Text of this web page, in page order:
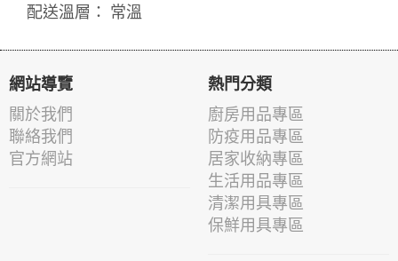
配送溫層： 常溫
網站導覽
關於我們
聯絡我們
官方網站
熱門分類
廚房用品專區
防疫用品專區
居家收納專區
生活用品專區
清潔用具專區
保鮮用具專區